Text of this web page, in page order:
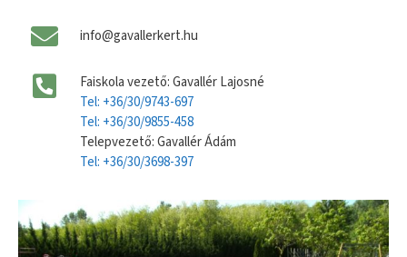
info@gavallerkert.hu
Faiskola vezető: Gavallér Lajosné
Tel: +36/30/9743-697
Tel: +36/30/9855-458
Telepvezető: Gavallér Ádám
Tel: +36/30/3698-397